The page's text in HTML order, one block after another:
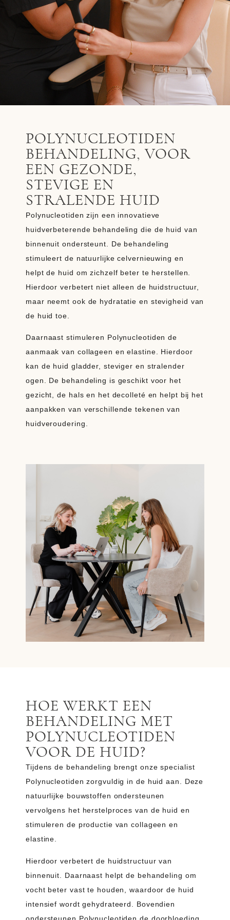
POLYNUCLEOTIDEN
BEHANDELING, VOOR
EEN GEZONDE,
STEVIGE EN
STRALENDE HUID
Polynucleotiden zijn een innovatieve
huidverbeterende behandeling die de huid van
binnenuit ondersteunt. De behandeling
stimuleert de natuurlijke celvernieuwing en
helpt de huid om zichzelf beter te herstellen.
Hierdoor verbetert niet alleen de huidstructuur,
maar neemt ook de hydratatie en stevigheid van
de huid toe.
Daarnaast stimuleren Polynucleotiden de
aanmaak van collageen en elastine. Hierdoor
kan de huid gladder, steviger en stralender
ogen. De behandeling is geschikt voor het
gezicht, de hals en het decolleté en helpt bij het
aanpakken van verschillende tekenen van
huidveroudering.
HOE WERKT EEN
BEHANDELING MET
POLYNUCLEOTIDEN
VOOR DE HUID?
Tijdens de behandeling brengt onze specialist
Polynucleotiden zorgvuldig in de huid aan. Deze
natuurlijke bouwstoffen ondersteunen
vervolgens het herstelproces van de huid en
stimuleren de productie van collageen en
elastine.
Hierdoor verbetert de huidstructuur van
binnenuit. Daarnaast helpt de behandeling om
vocht beter vast te houden, waardoor de huid
intensief wordt gehydrateerd. Bovendien
ondersteunen Polynucleotiden de doorbloeding